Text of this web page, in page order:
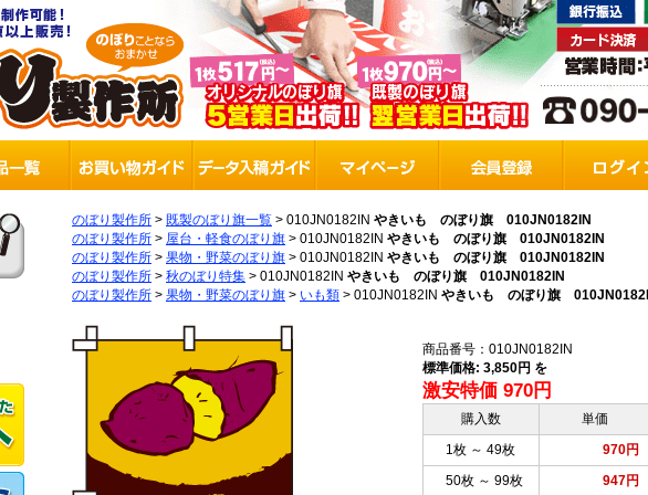
のぼり製作所 > 既製のぼり旗一覧 > 010JN0182IN やきいも のぼり旗 010JN0182IN
のぼり製作所 > 屋台・軽食のぼり旗 > 010JN0182IN やきいも のぼり旗 010JN0182IN
のぼり製作所 > 果物・野菜のぼり旗 > 010JN0182IN やきいも のぼり旗 010JN0182IN
のぼり製作所 > 秋のぼり特集 > 010JN0182IN やきいも のぼり旗 010JN0182IN
のぼり製作所 > 果物・野菜のぼり旗 > いも類 > 010JN0182IN やきいも のぼり旗
商品番号：010JN0182IN
標準価格: 3,850円 を
激安特価 970円
購入数
単価
1枚 ～ 49枚
970円
50枚 ～ 99枚
947円